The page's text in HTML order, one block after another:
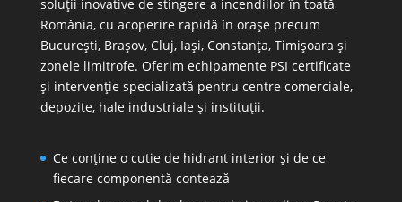
soluții inovative de stingere a incendiilor în toată
România, cu acoperire rapidă în orașe precum
București, Brașov, Cluj, Iași, Constanța, Timișoara și
zonele limitrofe. Oferim echipamente PSI certificate
și intervenție specializată pentru centre comerciale,
depozite, hale industriale și instituții.
Ce conține o cutie de hidrant interior și de ce
fiecare componentă contează